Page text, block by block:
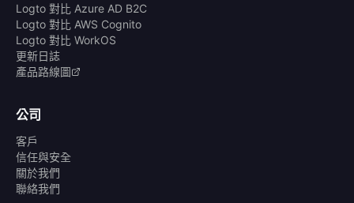
Logto 對比 Azure AD B2C
Logto 對比 AWS Cognito
Logto 對比 WorkOS
更新日誌
產品路線圖
公司
客戶
信任與安全
關於我們
聯絡我們